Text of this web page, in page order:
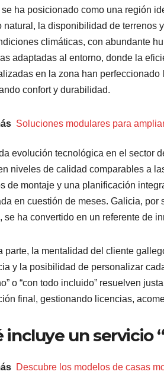
ha posicionado como una región
natural, la disponibilidad de terrenos
climáticas, con abundante
adaptadas al entorno, donde la
en la zona han
confort y durabilidad.
Soluciones modulares para
evolución tecnológica en el sector
niveles de calidad comparables a
de montaje y una planificación
en cuestión de meses. Galicia,
se ha convertido en un referente de
parte, la mentalidad del cliente
y la posibilidad de personalizar
o “con todo incluido” resuelven
final, gestionando licencias,
incluye un servicio
Descubre los modelos de casas